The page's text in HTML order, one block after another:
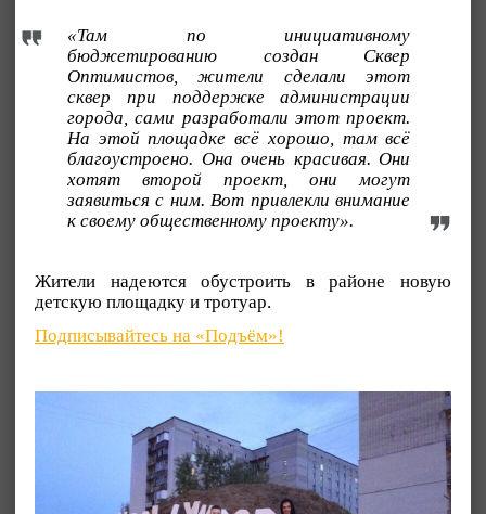
«Там по инициативному
бюджетированию создан Сквер
Оптимистов, жители сделали этот
сквер при поддержке администрации
города, сами разработали этот проект.
На этой площадке всё хорошо, там всё
благоустроено. Она очень красивая. Они
хотят второй проект, они могут
заявиться с ним. Вот привлекли внимание
к своему общественному проекту».
Жители надеются обустроить в районе новую
детскую площадку и тротуар.
Подписывайтесь на «Подъём»!